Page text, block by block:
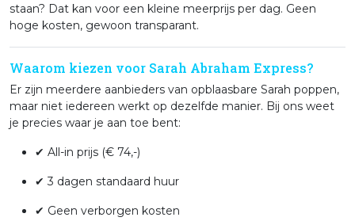
staan? Dat kan voor een kleine meerprijs per dag. Geen
hoge kosten, gewoon transparant.
Waarom kiezen voor Sarah Abraham Express?
Er zijn meerdere aanbieders van opblaasbare Sarah poppen,
maar niet iedereen werkt op dezelfde manier. Bij ons weet
je precies waar je aan toe bent:
✔ All-in prijs (€ 74,-)
✔ 3 dagen standaard huur
✔ Geen verborgen kosten